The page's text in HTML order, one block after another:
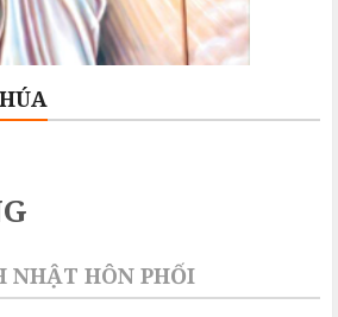
NHẬT HÔN PHỐI